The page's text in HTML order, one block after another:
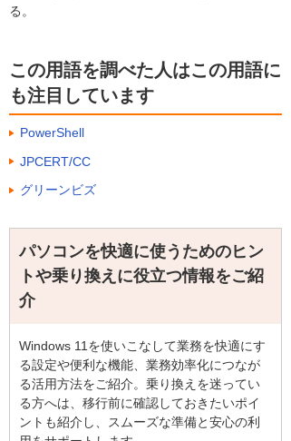
る。
この用語を調べた人はこの用語に
も注目しています
PowerShell
JPCERT/CC
グリーンビズ
パソコンを快適に使うためのヒン
トや乗り換えに役立つ情報をご紹
介
Windows 11を使いこなして業務を快適にす
る設定や便利な機能、業務効率化につなが
る活用方法をご紹介。乗り換えを迷ってい
る方へは、移行前に確認しておきたいポイ
ントも紹介し、スムーズな準備と安心の利